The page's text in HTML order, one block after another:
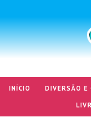
INÍCIO DIVERSÃO E